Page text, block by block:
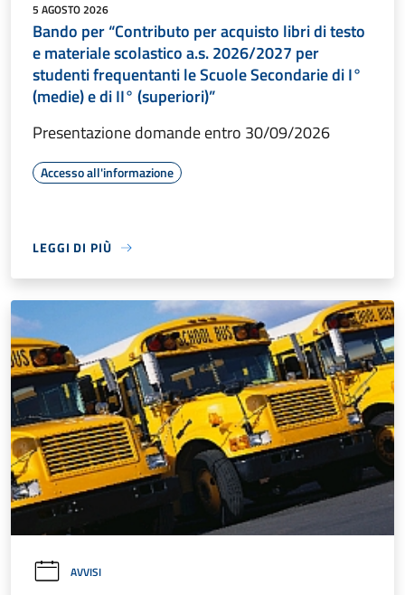
5 AGOSTO 2026
Bando per “Contributo per acquisto libri di testo
e materiale scolastico a.s. 2026/2027 per
studenti frequentanti le Scuole Secondarie di I°
(medie) e di II° (superiori)”
Presentazione domande entro 30/09/2026
Accesso all'informazione
LEGGI DI PIÙ
AVVISI